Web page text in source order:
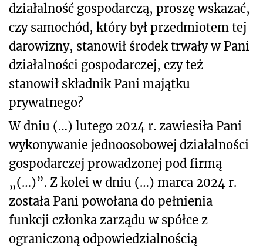
działalność gospodarczą, proszę wskazać,
czy samochód, który był przedmiotem tej
darowizny, stanowił środek trwały w Pani
działalności gospodarczej, czy też
stanowił składnik Pani majątku
prywatnego?
W dniu (…) lutego 2024 r. zawiesiła Pani
wykonywanie jednoosobowej działalności
gospodarczej prowadzonej pod firmą
„(…)”. Z kolei w dniu (…) marca 2024 r.
została Pani powołana do pełnienia
funkcji członka zarządu w spółce z
ograniczoną odpowiedzialnością